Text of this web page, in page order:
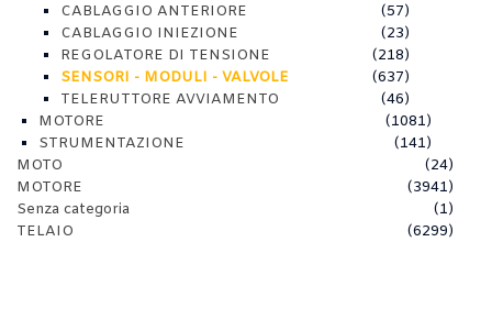
CABLAGGIO ANTERIORE
(57)
CABLAGGIO INIEZIONE
(23)
REGOLATORE DI TENSIONE
(218)
SENSORI - MODULI - VALVOLE
(637)
TELERUTTORE AVVIAMENTO
(46)
MOTORE
(1081)
STRUMENTAZIONE
(141)
MOTO
(24)
MOTORE
(3941)
Senza categoria
(1)
TELAIO
(6299)